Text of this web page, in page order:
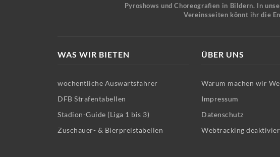
Pyroshows und Choreografien in Bildern. In
Vereinsseiten könnt ihr die
WAS WIR BIETEN
wöchentliche Auswärtsfahrer
DFB Strafentabellen
Stadion-Guide (Liga 1 bis 3)
Zuschauer- & Bierpreistabellen
ÜBER UNS
Warum machen wir
Impressum
Datenschutz
Webtracking